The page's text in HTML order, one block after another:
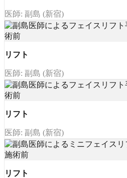
医師: 副島 (新宿)
リフト
医師: 副島 (新宿)
リフト
医師: 副島 (新宿)
リフト